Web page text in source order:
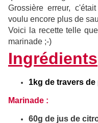
Grossière erreur,
voulu encore plus de
Voici la recette telle
marinade ;-)
Ingrédients
1kg de travers de
Marinade :
60g de jus de